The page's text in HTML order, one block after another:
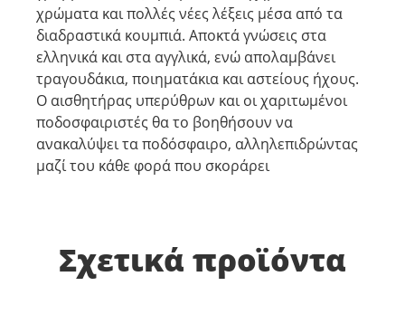
χρώματα και πολλές νέες λέξεις μέσα από τα
διαδραστικά κουμπιά. Αποκτά γνώσεις στα
ελληνικά και στα αγγλικά, ενώ απολαμβάνει
τραγουδάκια, ποιηματάκια και αστείους ήχους.
Ο αισθητήρας υπερύθρων και οι χαριτωμένοι
ποδοσφαιριστές θα το βοηθήσουν να
ανακαλύψει τα ποδόσφαιρο, αλληλεπιδρώντας
μαζί του κάθε φορά που σκοράρει
Σχετικά προϊόντα